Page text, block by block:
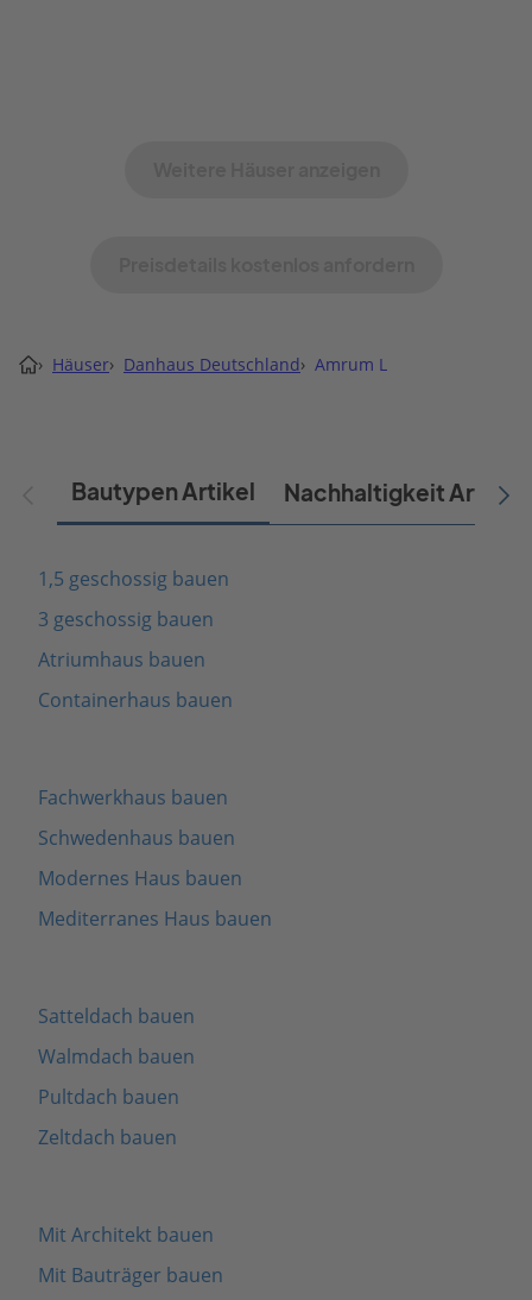
› Häuser› Danhaus Deutschland› Amrum L
Bautypen Artikel Nachhaltigkeit Artikel
1,5 geschossig bauen
3 geschossig bauen
Atriumhaus bauen
Containerhaus bauen
Fachwerkhaus bauen
Schwedenhaus bauen
Modernes Haus bauen
Mediterranes Haus bauen
Satteldach bauen
Walmdach bauen
Pultdach bauen
Zeltdach bauen
Mit Architekt bauen
Mit Bauträger bauen